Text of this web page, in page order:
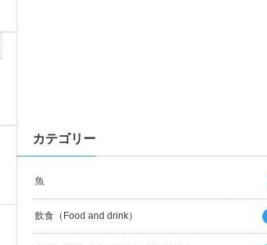
カテゴリー
魚
飲食（Food and drink）